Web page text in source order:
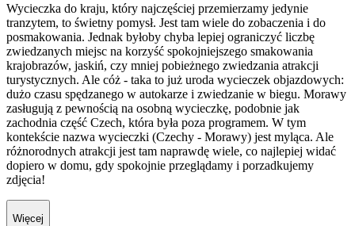
Wycieczka do kraju, który najczęściej przemierzamy jedynie
tranzytem, to świetny pomysł. Jest tam wiele do zobaczenia i do
posmakowania. Jednak byłoby chyba lepiej ograniczyć liczbę
zwiedzanych miejsc na korzyść spokojniejszego smakowania
krajobrazów, jaskiń, czy mniej pobieżnego zwiedzania atrakcji
turystycznych. Ale cóż - taka to już uroda wycieczek objazdowych:
dużo czasu spędzanego w autokarze i zwiedzanie w biegu. Morawy
zasługują z pewnością na osobną wycieczkę, podobnie jak
zachodnia część Czech, która była poza programem. W tym
kontekście nazwa wycieczki (Czechy - Morawy) jest myląca. Ale
różnorodnych atrakcji jest tam naprawdę wiele, co najlepiej widać
dopiero w domu, gdy spokojnie przeglądamy i porzadkujemy
zdjęcia!
Więcej